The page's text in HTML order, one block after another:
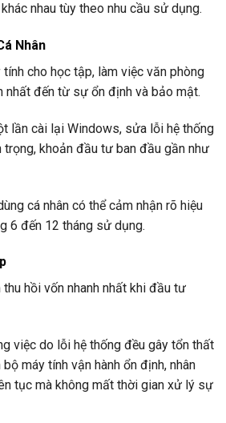
nhau tùy theo nhu cầu sử dụng.
Nhân
cho học tập, làm việc văn phòng
nhất đến từ sự ổn định và bảo mật.
lần cài lại Windows, sửa lỗi hệ thống
khoản đầu tư ban đầu gần như
cá nhân có thể cảm nhận rõ hiệu
6 đến 12 tháng sử dụng.
thu hồi vốn nhanh nhất khi đầu tư
việc do lỗi hệ thống đều gây tổn thất
máy tính vận hành ổn định, nhân
tục mà không mất thời gian xử lý sự